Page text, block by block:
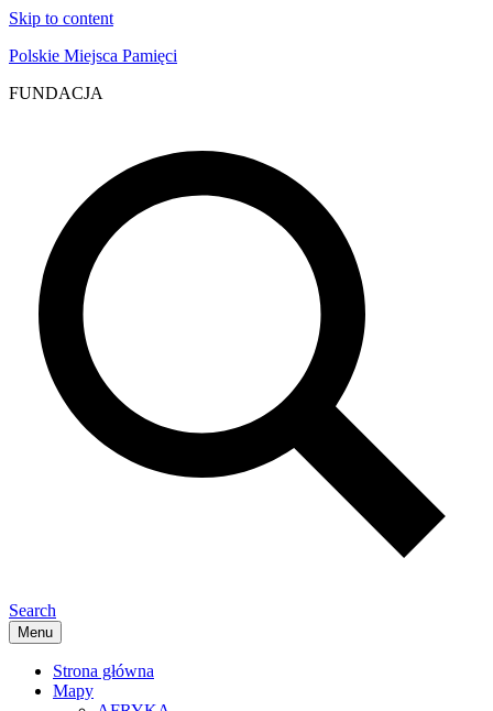
Skip to content
Polskie Miejsca Pamięci
FUNDACJA
Search
Menu
Strona główna
Mapy